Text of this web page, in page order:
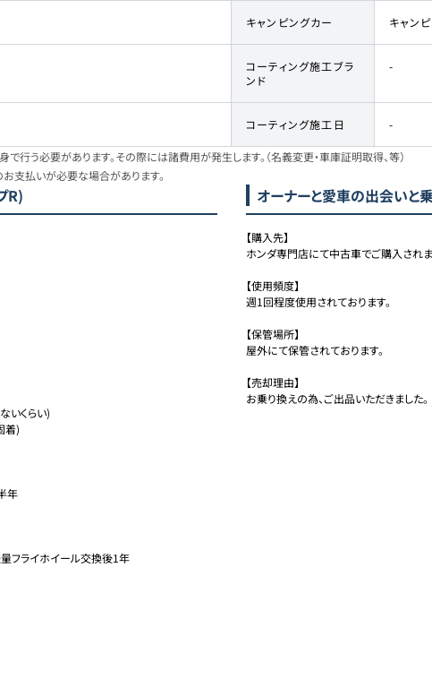
キャンピングカー キャン
コーティング施工ブラ
ンド
-
コーティング施工日 -
う必要があります。その際には諸費用が発生します。（名義変更・車庫証明取得、等）
支払いが必要な場合があります。
R)
いくらい)
着)
年
量フライホイール交換後1年
オーナーと愛車の出会いと
【購入先】
ホンダ専門店にて中古車でご購入されま
【使用頻度】
週1回程度使用されております。
【保管場所】
屋外にて保管されております。
【売却理由】
お乗り換えの為、ご出品いただきました。